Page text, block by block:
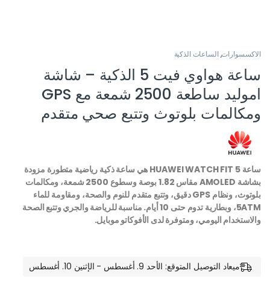
الاكسسوارات,الساعات الذكية
ساعة هواوي فيت 5 الذكية – شاشة
اموليد ساطعة 2500 شمعة مع GPS
ومكالمات بلوتوث وتتبع صحي متقدم
ساعة HUAWEI WATCH FIT 5 هي ساعة ذكية رياضية متطورة مزودة
بشاشة AMOLED مقاس 1.82 بوصة وسطوع 2500 شمعة، ومكالمات
بلوتوث، ونظام GPS دقيق، وتتبع متقدم للنوم والصحة، ومقاومة للماء
5ATM، وبطارية تدوم حتى 10 أيام. مناسبة للرياضة والجري وتتبع الصحة
والاستخدام اليومي، ومتوفرة لدى الأفوكاتو موبايل.
ميعاد التوصيل المتوقع: الأحد 9. أغسطس - الإثنين 10. أغسطس